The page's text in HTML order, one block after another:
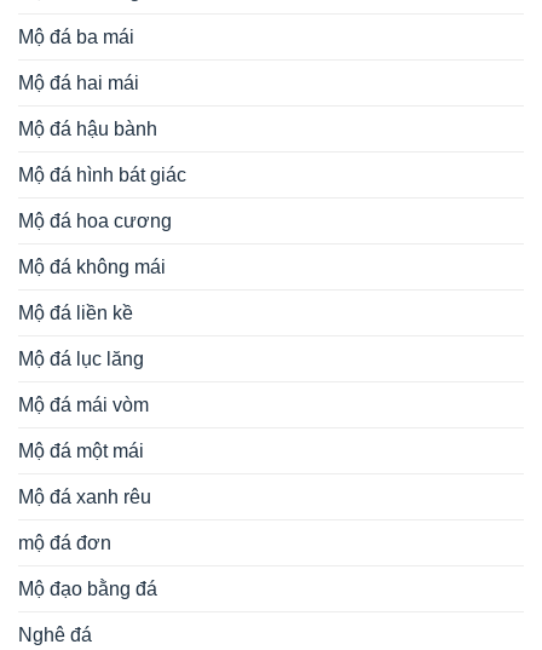
Mộ đá ba mái
Mộ đá hai mái
Mộ đá hậu bành
Mộ đá hình bát giác
Mộ đá hoa cương
Mộ đá không mái
Mộ đá liền kề
Mộ đá lục lăng
Mộ đá mái vòm
Mộ đá một mái
Mộ đá xanh rêu
mộ đá đơn
Mộ đạo bằng đá
Nghê đá